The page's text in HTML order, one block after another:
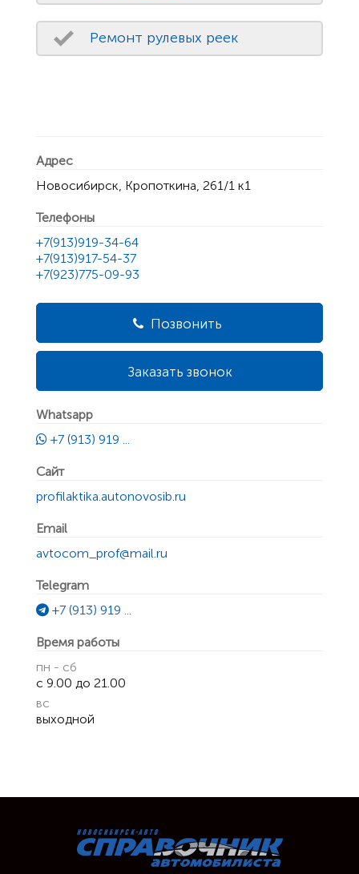
Ремонт рулевых реек
Адрес
Новосибирск, Кропоткина, 261/1 к1
Телефоны
+7(913)919-34-64
+7(913)917-54-37
+7(923)775-09-93
Позвонить
Заказать звонок
Whatsapp
+7 (913) 919 ...
Сайт
profilaktika.autonovosib.ru
Email
avtocom_prof@mail.ru
Telegram
+7 (913) 919 ...
Время работы
пн - сб
с 9.00 до 21.00
вс
выходной